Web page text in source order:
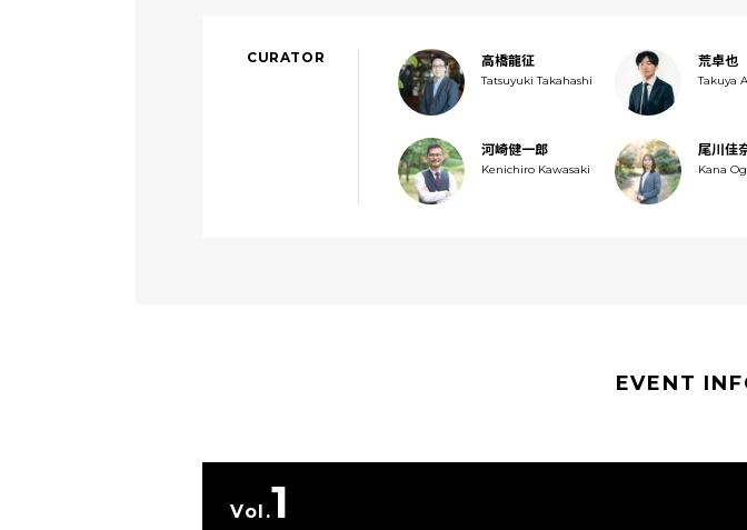
CURATOR 高橋龍征
Tatsuyuki Takahashi
荒卓也
Takuya
河崎健一郎
Kenichiro Kawasaki
尾川佳
Kana
EVENT
Vol.1